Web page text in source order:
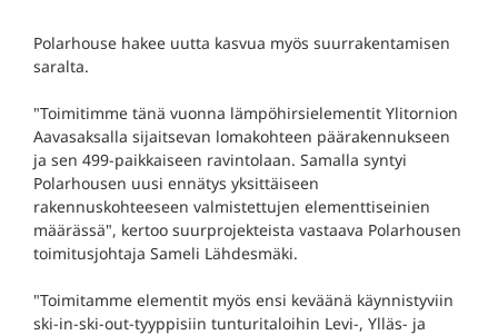
Polarhouse hakee uutta kasvua myös suurrakentamisen
saralta.
"Toimitimme tänä vuonna lämpöhirsielementit Ylitornion
Aavasaksalla sijaitsevan lomakohteen päärakennukseen
ja sen 499-paikkaiseen ravintolaan. Samalla syntyi
Polarhousen uusi ennätys yksittäiseen
rakennuskohteeseen valmistettujen elementtiseinien
määrässä", kertoo suurprojekteista vastaava Polarhousen
toimitusjohtaja Sameli Lähdesmäki.
"Toimitamme elementit myös ensi keväänä käynnistyviin
ski-in-ski-out-tyyppisiin tunturitaloihin Levi-, Ylläs- ja